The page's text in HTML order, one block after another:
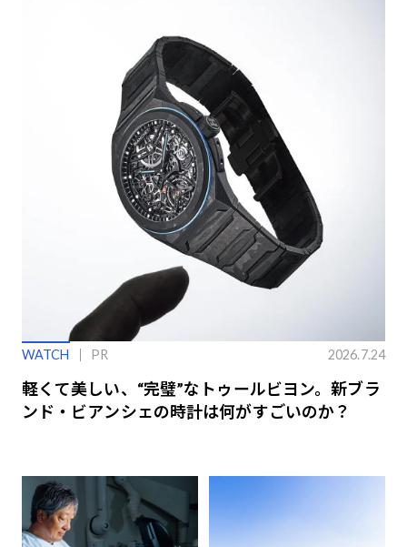
WATCH PR 2026.7.24
軽くて美しい、“完璧”なトゥールビヨン。新ブラ
ンド・ビアンシェの時計は何がすごいのか？